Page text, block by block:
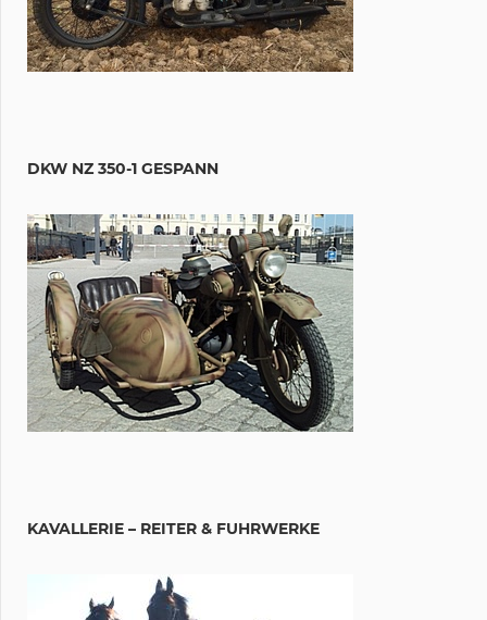
DKW NZ 350-1 GESPANN
KAVALLERIE – REITER & FUHRWERKE